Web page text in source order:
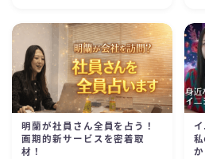
明蘭が社員さん全員を占う！
画期的新サービスを密着取
材！
か